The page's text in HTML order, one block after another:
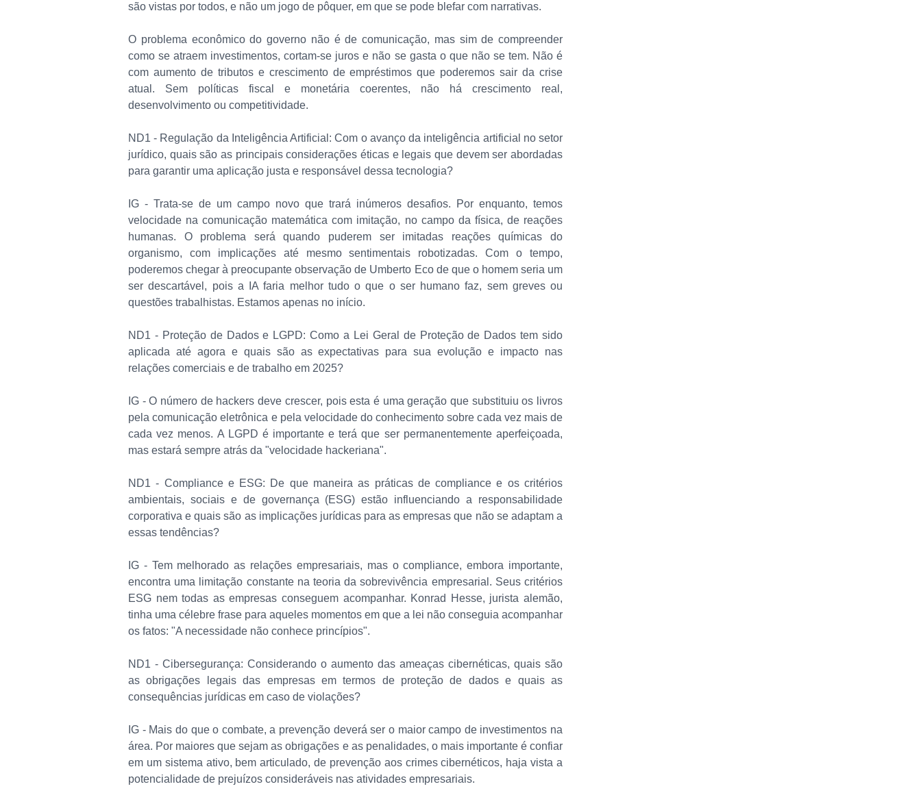
são vistas por todos, e não um jogo de pôquer, em que se pode blefar com narrativas.
O problema econômico do governo não é de comunicação, mas sim de compreender
como se atraem investimentos, cortam-se juros e não se gasta o que não se tem. Não é
com aumento de tributos e crescimento de empréstimos que poderemos sair da crise
atual. Sem políticas fiscal e monetária coerentes, não há crescimento real,
desenvolvimento ou competitividade.
ND1 - Regulação da Inteligência Artificial: Com o avanço da inteligência artificial no setor
jurídico, quais são as principais considerações éticas e legais que devem ser abordadas
para garantir uma aplicação justa e responsável dessa tecnologia?
IG - Trata-se de um campo novo que trará inúmeros desafios. Por enquanto, temos
velocidade na comunicação matemática com imitação, no campo da física, de reações
humanas. O problema será quando puderem ser imitadas reações químicas do
organismo, com implicações até mesmo sentimentais robotizadas. Com o tempo,
poderemos chegar à preocupante observação de Umberto Eco de que o homem seria um
ser descartável, pois a IA faria melhor tudo o que o ser humano faz, sem greves ou
questões trabalhistas. Estamos apenas no início.
ND1 - Proteção de Dados e LGPD: Como a Lei Geral de Proteção de Dados tem sido
aplicada até agora e quais são as expectativas para sua evolução e impacto nas
relações comerciais e de trabalho em 2025?
IG - O número de hackers deve crescer, pois esta é uma geração que substituiu os livros
pela comunicação eletrônica e pela velocidade do conhecimento sobre cada vez mais de
cada vez menos. A LGPD é importante e terá que ser permanentemente aperfeiçoada,
mas estará sempre atrás da "velocidade hackeriana".
ND1 - Compliance e ESG: De que maneira as práticas de compliance e os critérios
ambientais, sociais e de governança (ESG) estão influenciando a responsabilidade
corporativa e quais são as implicações jurídicas para as empresas que não se adaptam a
essas tendências?
IG - Tem melhorado as relações empresariais, mas o compliance, embora importante,
encontra uma limitação constante na teoria da sobrevivência empresarial. Seus critérios
ESG nem todas as empresas conseguem acompanhar. Konrad Hesse, jurista alemão,
tinha uma célebre frase para aqueles momentos em que a lei não conseguia acompanhar
os fatos: "A necessidade não conhece princípios".
ND1 - Cibersegurança: Considerando o aumento das ameaças cibernéticas, quais são
as obrigações legais das empresas em termos de proteção de dados e quais as
consequências jurídicas em caso de violações?
IG - Mais do que o combate, a prevenção deverá ser o maior campo de investimentos na
área. Por maiores que sejam as obrigações e as penalidades, o mais importante é confiar
em um sistema ativo, bem articulado, de prevenção aos crimes cibernéticos, haja vista a
potencialidade de prejuízos consideráveis nas atividades empresariais.